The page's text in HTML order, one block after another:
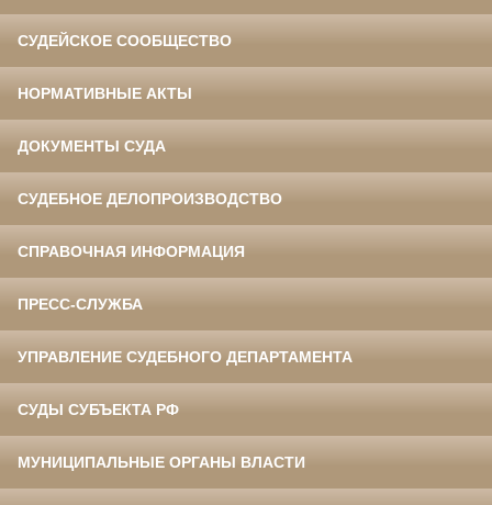
СУДЕЙСКОЕ СООБЩЕСТВО
НОРМАТИВНЫЕ АКТЫ
ДОКУМЕНТЫ СУДА
СУДЕБНОЕ ДЕЛОПРОИЗВОДСТВО
СПРАВОЧНАЯ ИНФОРМАЦИЯ
ПРЕСС-СЛУЖБА
УПРАВЛЕНИЕ СУДЕБНОГО ДЕПАРТАМЕНТА
СУДЫ СУБЪЕКТА РФ
МУНИЦИПАЛЬНЫЕ ОРГАНЫ ВЛАСТИ